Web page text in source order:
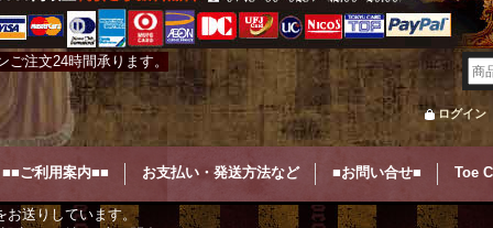
ご注文24時間承ります。
ログイン
■■ご利用案内■■ お支払い・発送方法など ■お問い合せ■ Toe
お送りしています。